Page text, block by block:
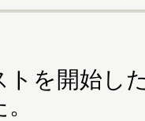
を開始し